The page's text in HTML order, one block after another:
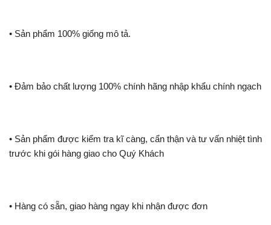
• Sản phẩm 100% giống mô tả.
• Đảm bảo chất lượng 100% chính hãng nhập khẩu chính ngạch
• Sản phẩm được kiểm tra kĩ càng, cẩn thận và tư vấn nhiệt tình
trước khi gói hàng giao cho Quý Khách
• Hàng có sẵn, giao hàng ngay khi nhận được đơn